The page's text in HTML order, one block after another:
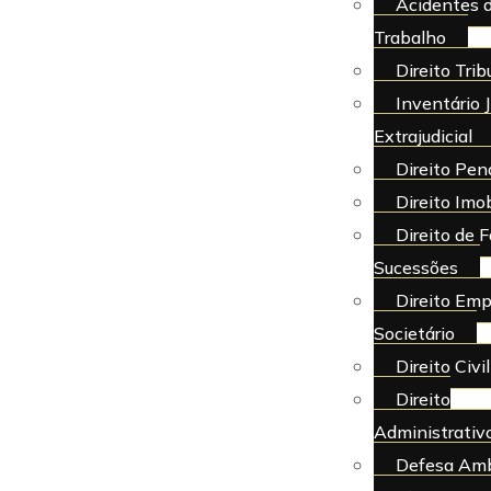
Acidentes
Trabalho
Direito
Inventário
Extrajudicial
Direito
Direito
Direito de
Sucessões
Direito
Societário
Direito Civil
Direito
Defesa